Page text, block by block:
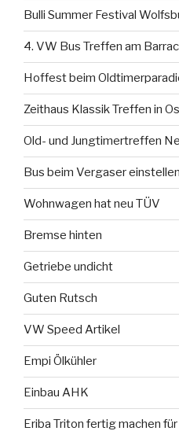
Bulli Summer Festival
4. VW Bus Treffen am
Hoffest beim
Zeithaus Klassik Treffen in
Old- und Jungtimertreffen
Bus beim Vergaser einstellen
Wohnwagen hat neu TÜV
Bremse hinten
Getriebe undicht
Guten Rutsch
VW Speed Artikel
Empi Ölkühler
Einbau AHK
Eriba Triton fertig machen